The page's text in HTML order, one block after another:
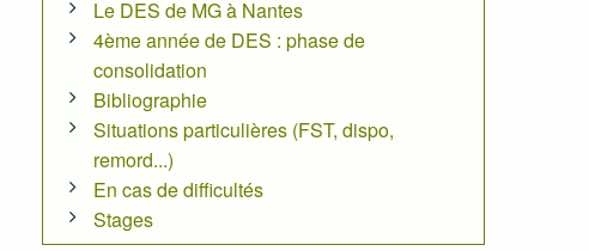
Le DES de MG à Nantes
4ème année de DES : phase de
consolidation
Bibliographie
Situations particulières (FST, dispo,
remord...)
En cas de difficultés
Stages